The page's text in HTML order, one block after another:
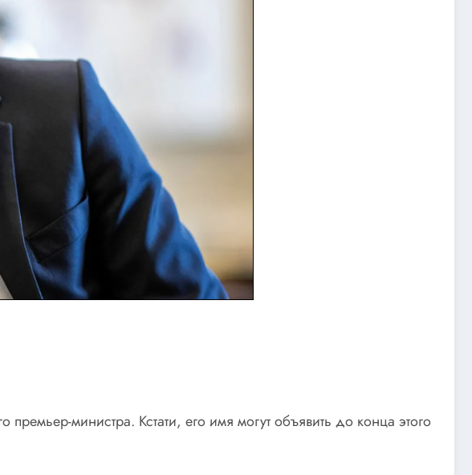
министра. Кстати, его имя могут объявить до конца этого